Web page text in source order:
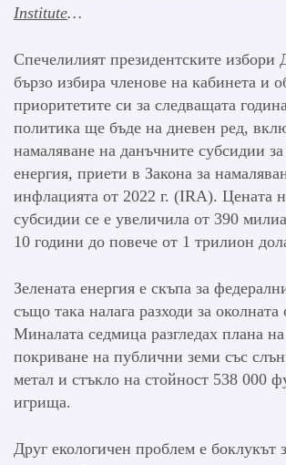
Institute…
Спечелилият президентските избори
бързо избира членове на кабинета и
приоритетите си за следващата
политика ще бъде на дневен ред,
намаляване на данъчните субсидии за
енергия, приети в Закона за
инфлацията от 2022 г. (IRA). Цената
субсидии се е увеличила от 390
10 години до повече от 1 трилион
Зелената енергия е скъпа за
също така налага разходи за околната
Миналата седмица разгледах плана
покриване на публични земи със
метал и стъкло на стойност 538 000
игрища.
Друг екологичен проблем е боклукът